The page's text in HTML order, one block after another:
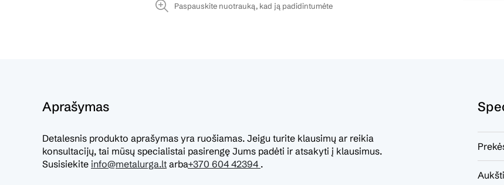
Paspauskite nuotrauką, kad ją padidintumėte
Aprašymas
Detalesnis produkto aprašymas yra ruošiamas. Jeigu turite klausimų ar reikia
konsultacijų, tai mūsų specialistai pasirengę Jums padėti ir atsakyti į klausimus.
Susisiekite info@metalurga.lt arba+370 604 42394 .